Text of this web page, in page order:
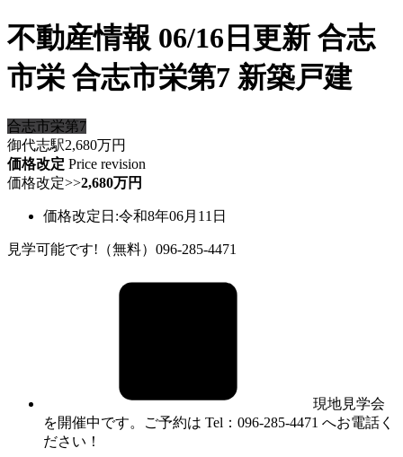
不動産情報 06/16日更新 合志
市栄 合志市栄第7 新築戸建
合志市栄第7
御代志駅2,680万円
価格改定 Price revision
価格改定>>2,680万円
価格改定日:令和8年06月11日
見学可能です!（無料）096-285-4471
現地見学会
を開催中です。ご予約は Tel：096-285-4471 へお電話く
ださい！